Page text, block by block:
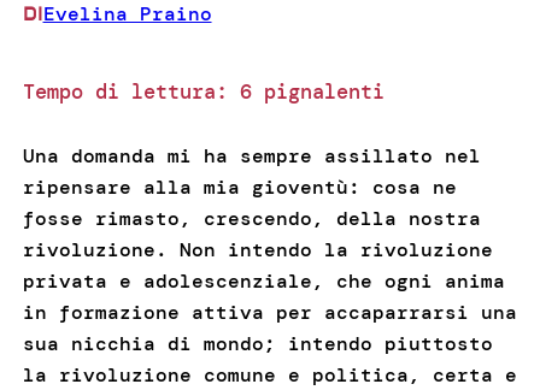
DIEvelina Praino
Tempo di lettura: 6 pignalenti
Una domanda mi ha sempre assillato nel
ripensare alla mia gioventù: cosa ne
fosse rimasto, crescendo, della nostra
rivoluzione. Non intendo la rivoluzione
privata e adolescenziale, che ogni anima
in formazione attiva per accaparrarsi una
sua nicchia di mondo; intendo piuttosto
la rivoluzione comune e politica, certa e